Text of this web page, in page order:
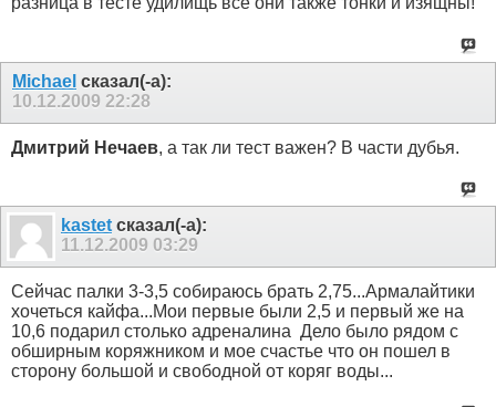
Michael сказал(-а):
10.12.2009 22:28
Дмитрий Нечаев, а так ли тест важен? В части дубья.
kastet сказал(-а):
11.12.2009 03:29
Сейчас палки 3-3,5 собираюсь брать 2,75...Армалайтики
хочеться кайфа...Мои первые были 2,5 и первый же на
10,6 подарил столько адреналина Дело было рядом с
обширным коряжником и мое счастье что он пошел в
сторону большой и свободной от коряг воды...